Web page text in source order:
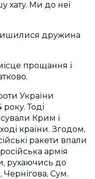
хату. Ми до неї
дружина
прощання і
України
Тоді
Крим і
країни. Згодом,
ракети впали
армія
рухаючись до
Чернігова, Сум.